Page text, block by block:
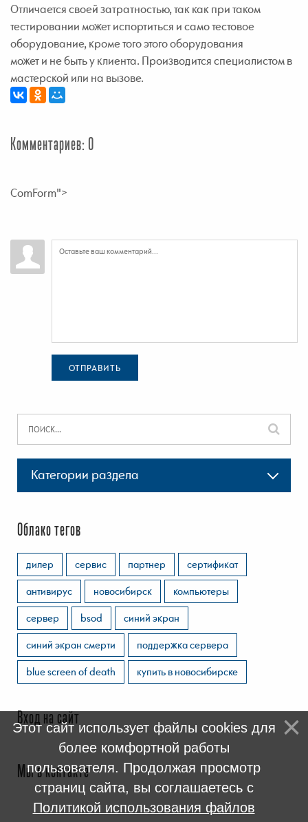
Отличается своей затратностью, так как при таком
тестировании может испортиться и само тестовое
оборудование, кроме того этого оборудования
может и не быть у клиента. Производится специалистом в
мастерской или на вызове.
Комментариев: 0
ComForm">
ОТПРАВИТЬ
Категории раздела
Облако тегов
дилер сервис партнер
сертификат
антивирус
новосибирск
компьютеры
сервер
bsod
синий экран
синий экран смерти
поддержка сервера
blue screen of death
купить в новосибирске
Вход на сайт
Мы в контакте
Этот сайт использует файлы cookies для
более комфортной работы
пользователя. Продолжая просмотр
страниц сайта, вы соглашаетесь с
Политикой использования файлов